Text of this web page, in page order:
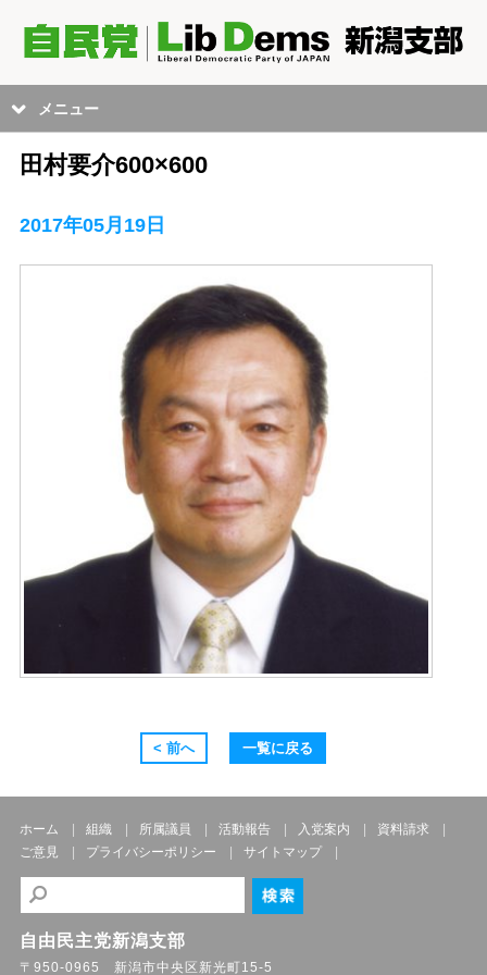
メニュー
田村要介600×600
2017年05月19日
< 前へ 一覧に戻る
ホーム 組織 所属議員 活動報告 入党案内
資料請求
ご意見
プライバシーポリシー サイトマップ
自由民主党新潟支部
〒950-0965 新潟市中央区新光町15-5